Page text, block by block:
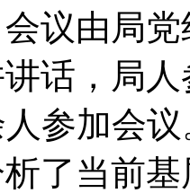
议由局
话，局
参加会
了当前